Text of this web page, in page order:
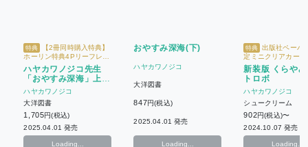
特典
【2冊同時購入特典】
ホーリン特典4Pリーフレッ
ハヤカワノジコ先生
「おやすみ深海」上下
巻2冊セット
ハヤカワノジコ
大洋図書
1,705円(税込)
2025.04.01 発売
Loading...
おやすみ深海(下)
ハヤカワノジコ
大洋図書
847円(税込)
2025.04.01 発売
Loading...
特典 出版社ペーパ
定ミニクリアカー
ーフレット
券 1枚】※※同じ応
で有効※※【from
新装版 くらや
トロボ
ハヤカワノジコ
シュークリーム
902円(税込)〜
2024.10.07 発売
Loading...